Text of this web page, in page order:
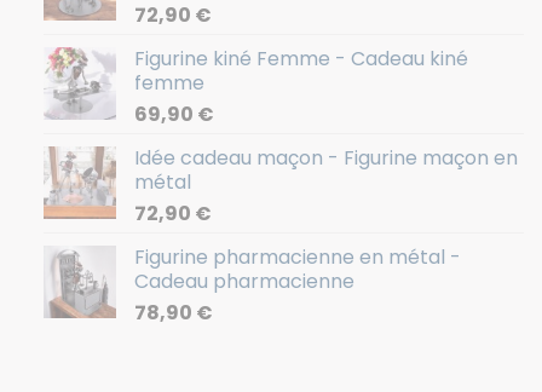
72,90 €
Figurine kiné Femme - Cadeau kiné
femme
69,90 €
Idée cadeau maçon - Figurine maçon en
métal
72,90 €
Figurine pharmacienne en métal -
Cadeau pharmacienne
78,90 €